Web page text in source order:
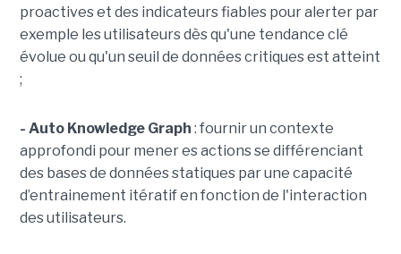
proactives et des indicateurs fiables pour alerter par
exemple les utilisateurs dès qu'une tendance clé
évolue ou qu'un seuil de données critiques est atteint
;
- Auto Knowledge Graph : fournir un contexte
approfondi pour mener es actions se différenciant
des bases de données statiques par une capacité
d’entrainement itératif en fonction de l'interaction
des utilisateurs.